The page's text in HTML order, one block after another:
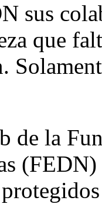
sus
que
de la
(FEDN)